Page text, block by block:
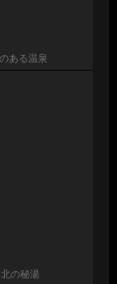
ある温泉
の秘湯